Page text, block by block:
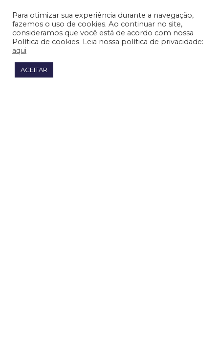
Para otimizar sua experiência durante a navegação,
fazemos o uso de cookies. Ao continuar no site,
consideramos que você está de acordo com nossa
Política de cookies. Leia nossa política de privacidade:
aqui
ACEITAR